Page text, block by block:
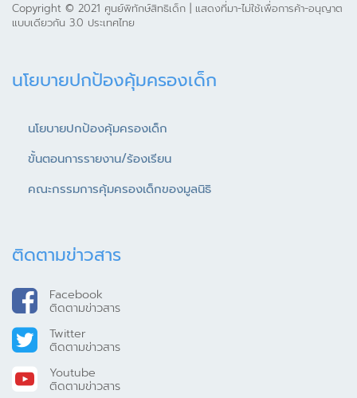
Copyright © 2021 ศูนย์พิทักษ์สิทธิเด็ก | แสดงที่มา-ไม่ใช้เพื่อการค้า-อนุญาต
แบบเดียวกัน 3.0 ประเทศไทย
นโยบายปกป้องคุ้มครองเด็ก
นโยบายปกป้องคุ้มครองเด็ก
ขั้นตอนการรายงาน/ร้องเรียน
คณะกรรมการคุ้มครองเด็กของมูลนิธิ
ติดตามข่าวสาร
Facebook
ติดตามข่าวสาร
Twitter
ติดตามข่าวสาร
Youtube
ติดตามข่าวสาร